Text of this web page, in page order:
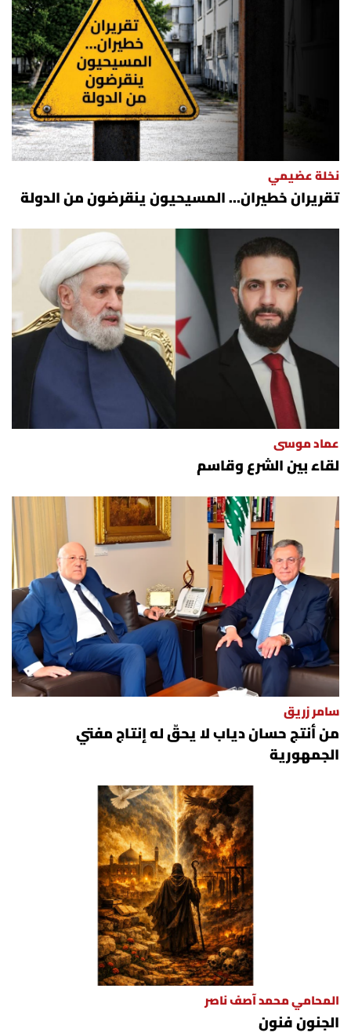
نخلة عضيمي
تقريران خطيران… المسيحيون ينقرضون من الدولة
عماد موسى
لقاء بين الشرع وقاسم
سامر زريق
من أنتج حسان دياب لا يحقّ له إنتاج مفتي
الجمهورية
المحامي محمد آصف ناصر
الجنون فنون